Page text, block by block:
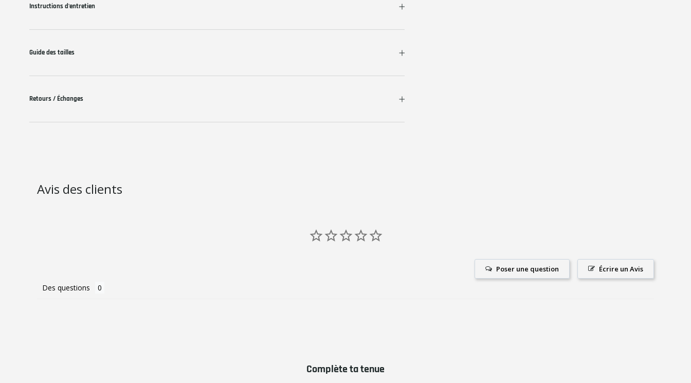
Instructions d'entretien
Guide des tailles
Retours / Échanges
Avis des clients
Écrire un Avis
Poser une question
Des questions
Complète ta tenue